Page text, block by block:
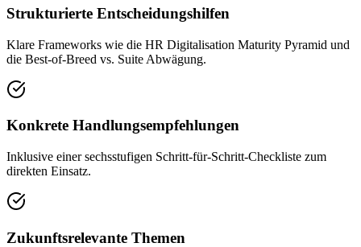
Strukturierte Entscheidungshilfen
Klare Frameworks wie die HR Digitalisation Maturity Pyramid und
die Best-of-Breed vs. Suite Abwägung.
Konkrete Handlungsempfehlungen
Inklusive einer sechsstufigen Schritt-für-Schritt-Checkliste zum
direkten Einsatz.
Zukunftsrelevante Themen